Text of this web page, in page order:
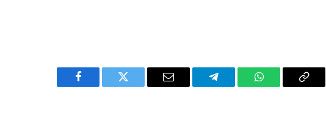
Facebook Twitter Email Telegram WhatsAppCopy